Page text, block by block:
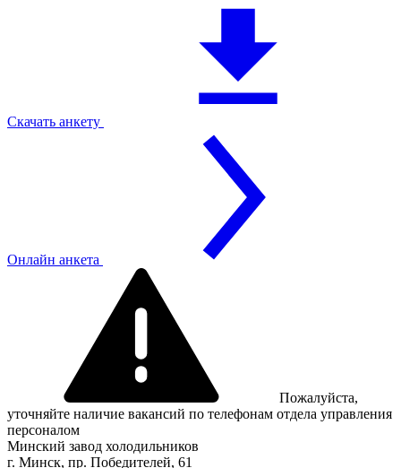
Скачать анкету
Онлайн анкета
Пожалуйста,
уточняйте наличие вакансий по телефонам отдела управления
персоналом
Минский завод холодильников
г. Минск, пр. Победителей, 61